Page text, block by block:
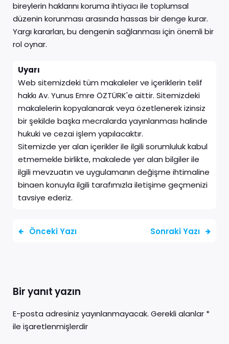
bireylerin haklarını koruma ihtiyacı ile toplumsal
düzenin korunması arasında hassas bir denge kurar.
Yargı kararları, bu dengenin sağlanması için önemli bir
rol oynar.
Uyarı
Web sitemizdeki tüm makaleler ve içeriklerin telif
hakkı Av. Yunus Emre ÖZTÜRK'e aittir. Sitemizdeki
makalelerin kopyalanarak veya özetlenerek izinsiz
bir şekilde başka mecralarda yayınlanması halinde
hukuki ve cezai işlem yapılacaktır.
Sitemizde yer alan içerikler ile ilgili sorumluluk kabul
etmemekle birlikte, makalede yer alan bilgiler ile
ilgili mevzuatın ve uygulamanın değişme ihtimaline
binaen konuyla ilgili tarafımızla iletişime geçmenizi
tavsiye ederiz.
Önceki Yazı Sonraki Yazı
Bir yanıt yazın
E-posta adresiniz yayınlanmayacak. Gerekli alanlar *
ile işaretlenmişlerdir